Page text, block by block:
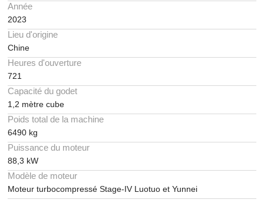
Année
2023
Lieu d'origine
Chine
Heures d'ouverture
721
Capacité du godet
1,2 mètre cube
Poids total de la machine
6490 kg
Puissance du moteur
88,3 kW
Modèle de moteur
Moteur turbocompressé Stage-IV Luotuo et Yunnei